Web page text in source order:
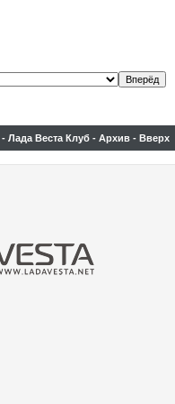
- Лада Веста Клуб - Архив - Вверх